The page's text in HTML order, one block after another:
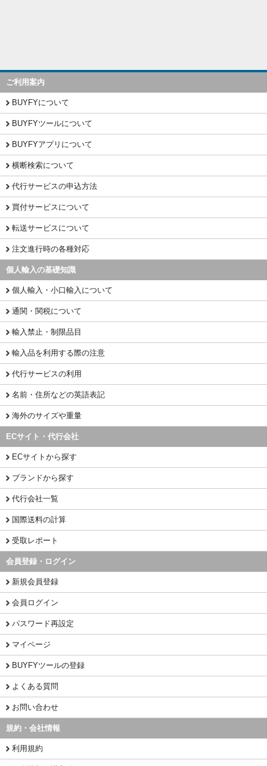
ご利用案内
BUYFYについて
BUYFYツールについて
BUYFYアプリについて
横断検索について
代行サービスの申込方法
買付サービスについて
転送サービスについて
注文進行時の各種対応
個人輸入の基礎知識
個人輸入・小口輸入について
通関・関税について
輸入禁止・制限品目
輸入品を利用する際の注意
代行サービスの利用
名前・住所などの英語表記
海外のサイズや重量
ECサイト・代行会社
ECサイトから探す
ブランドから探す
代行会社一覧
国際送料の計算
受取レポート
会員登録・ログイン
新規会員登録
会員ログイン
パスワード再設定
マイページ
BUYFYツールの登録
よくある質問
お問い合わせ
規約・会社情報
利用規約